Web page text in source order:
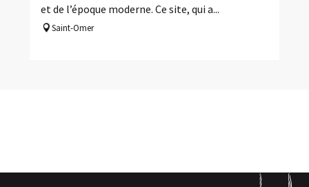
et de l’époque moderne. Ce site, qui a...
Saint-Omer